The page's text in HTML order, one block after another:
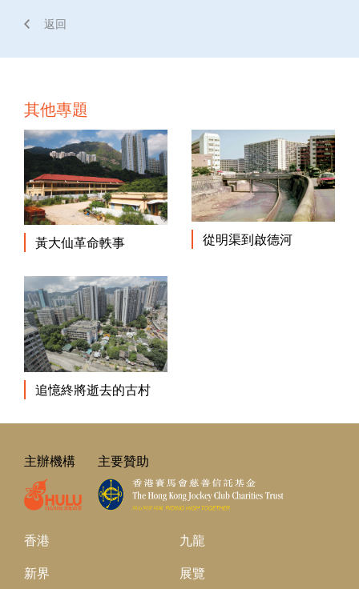
返回
其他專題
黃大仙革命軼事 從明渠到啟德河
追憶終將逝去的古村
主辦機構 主要贊助
香港 九龍
新界 展覽